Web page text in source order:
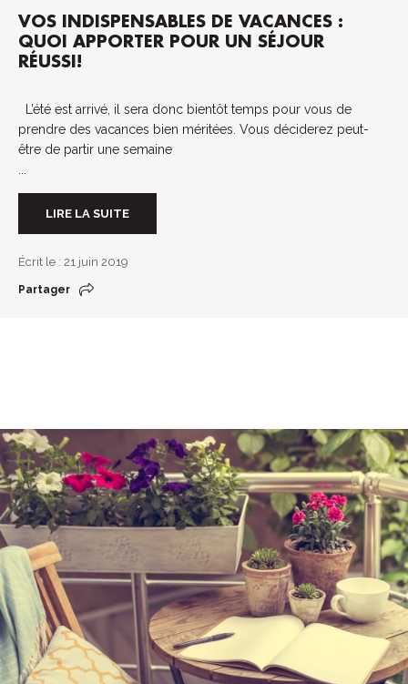
VOS INDISPENSABLES DE VACANCES :
QUOI APPORTER POUR UN SÉJOUR
RÉUSSI!
L’été est arrivé, il sera donc bientôt temps pour vous de
prendre des vacances bien méritées. Vous déciderez peut-
être de partir une semaine
LIRE LA SUITE
Écrit le : 21 juin 2019
Partager